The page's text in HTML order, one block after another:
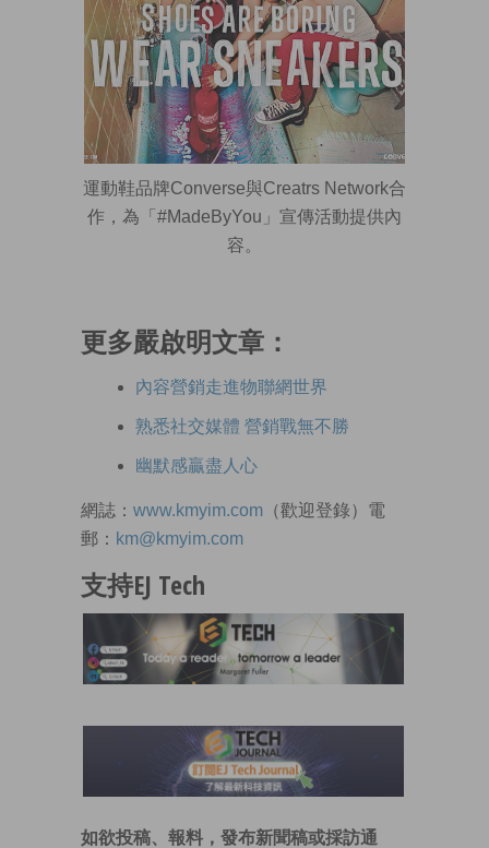
運動鞋品牌Converse與Creatrs Network合
作，為「#MadeByYou」宣傳活動提供內
容。
更多嚴啟明文章：
內容營銷走進物聯網世界
熟悉社交媒體 營銷戰無不勝
幽默感贏盡人心
網誌： www.kmyim.com （歡迎登錄）電
郵： km@kmyim.com
支持EJ Tech
如欲投稿、報料，發布新聞稿或採訪通